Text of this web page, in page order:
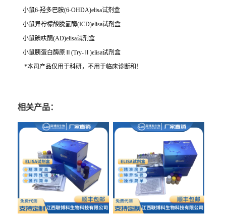
小鼠6-羟多巴胺(6-OHDA)elisa试剂盒
小鼠异柠檬酸脱氢酶(ICD)elisa试剂盒
小鼠碘呋酮(AD)elisa试剂盒
小鼠胰蛋白酶原Ⅱ(Try-Ⅱ)elisa试剂盒
*本司产品仅用于科研，不用于临床诊断和！
相关产品：